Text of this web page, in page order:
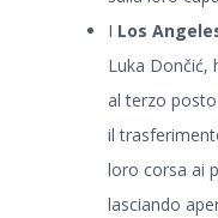
I Los
Luka Dončić,
al terzo
il
loro corsa ai
lasciando